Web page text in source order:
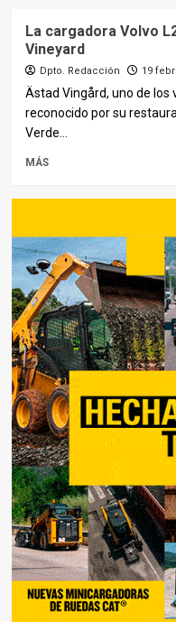
La cargadora Volvo
Vineyard
Dpto. Redacción 19
Ästad Vingård, uno de los
reconocido por su
Verde...
MÁS